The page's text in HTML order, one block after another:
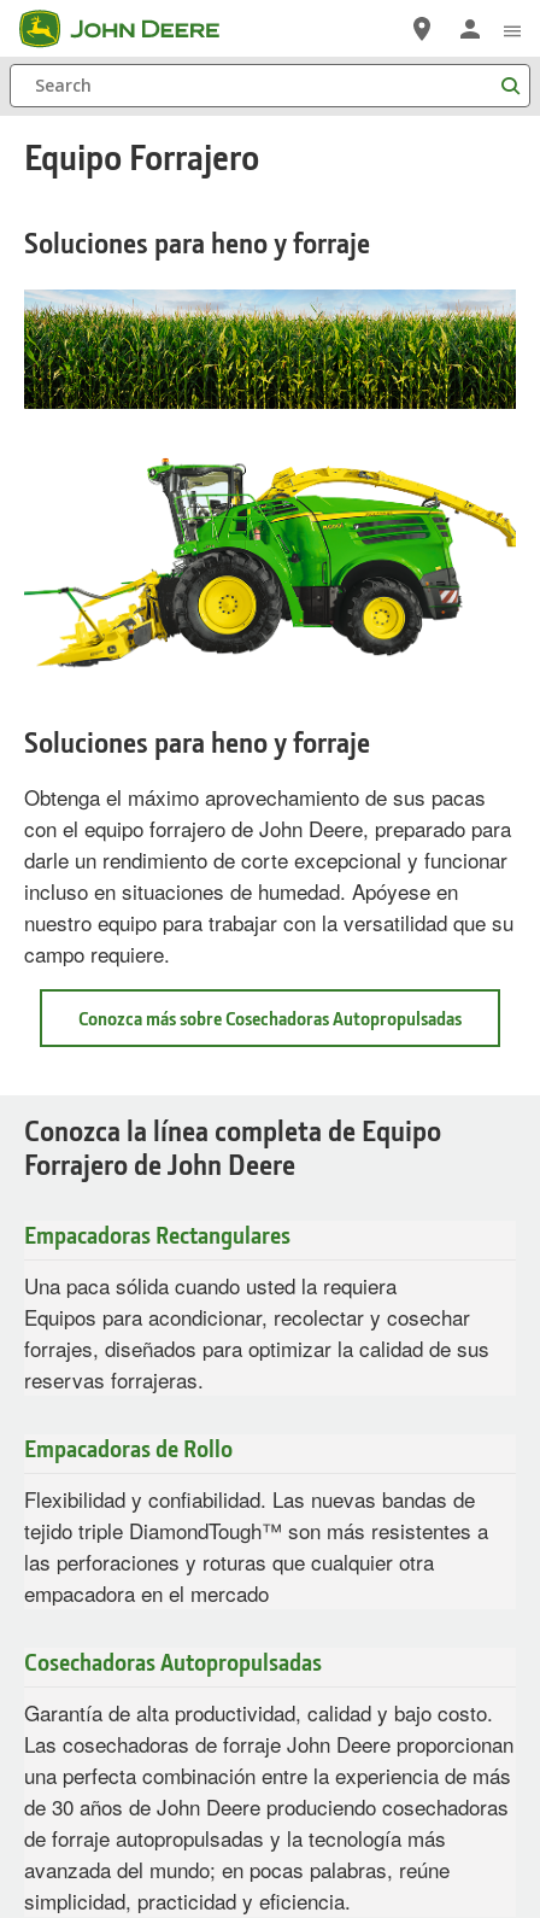
Saltar
a
contenido
principal
Search
Equipo Forrajero
Soluciones para heno y forraje
Soluciones para heno y forraje
Obtenga el máximo aprovechamiento de sus pacas
con el equipo forrajero de John Deere, preparado para
darle un rendimiento de corte excepcional y funcionar
incluso en situaciones de humedad. Apóyese en
nuestro equipo para trabajar con la versatilidad que su
campo requiere.
Conozca más sobre Cosechadoras Autopropulsadas
Conozca la línea completa de Equipo
Forrajero de John Deere
Empacadoras Rectangulares
Una paca sólida cuando usted la requiera
Equipos para acondicionar, recolectar y cosechar
forrajes, diseñados para optimizar la calidad de sus
reservas forrajeras.
Empacadoras de Rollo
Flexibilidad y confiabilidad. Las nuevas bandas de
tejido triple DiamondTough™ son más resistentes a
las perforaciones y roturas que cualquier otra
empacadora en el mercado
Cosechadoras Autopropulsadas
Garantía de alta productividad, calidad y bajo costo.
Las cosechadoras de forraje John Deere proporcionan
una perfecta combinación entre la experiencia de más
de 30 años de John Deere produciendo cosechadoras
de forraje autopropulsadas y la tecnología más
avanzada del mundo; en pocas palabras, reúne
simplicidad, practicidad y eficiencia.